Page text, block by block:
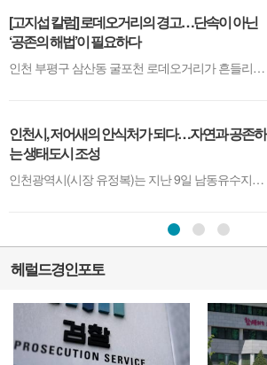
[고지섭 칼럼] 로데오거리의 경고…단속이 아닌
‘공존의 해법’이 필요하다
인천 부평구 삼산동 굴포천 로데오거리가 흔들리고 있다. 겉으로는 불법 테라스 단속을 둘러싼 갈등이지만, 그 이면을 들여다보면 훨씬 구조적인 문제가 자리하고 있다. 장사가 예전 같지 않은 상황에서 생존을 위한 선택이 ‘위법’으로 규정되고, 행정은 그 위에 칼날을 들이대고 있다.상인들에게 테라스는 사치가 아니다. 한 명의 ...
인천시, 저어새의 안식처가 되다…자연과 공존하
는 생태도시 조성
인천광역시(시장 유정복)는 지난 9일 남동유수지에서 대만 등지에서 월동한 후 매년 3월경 인천을 찾아오는 저어새를 위해 ‘저어새 둥지 정비' 행사를 진행했다고 밝혔다. 이번 행사는 국립생태원, 한국물새네트워크, 저어새NGO네트워크, 동아시아-대양주 철새이동경로 파트너십(EAAFP) 등 유관 단체와 자원봉사자, 시민들과 함께 참여...
헤럴드경인포토